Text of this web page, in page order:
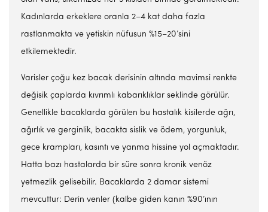
Kadınlarda erkeklere oranla 2–4 kat daha fazla
rastlanmakta ve yetiskin nüfusun %15–20’sini
etkilemektedir.
Varisler çoğu kez bacak derisinin altında mavimsi renkte
değisik çaplarda kıvrımlı kabarıklıklar seklinde görülür.
Genellikle bacaklarda görülen bu hastalık kisilerde ağrı,
ağırlık ve gerginlik, bacakta sislik ve ödem, yorgunluk,
gece krampları, kasıntı ve yanma hissine yol açmaktadır.
Hatta bazı hastalarda bir süre sonra kronik venöz
yetmezlik gelisebilir. Bacaklarda 2 damar sistemi
mevcuttur: Derin venler (kalbe giden kanın %90’ının